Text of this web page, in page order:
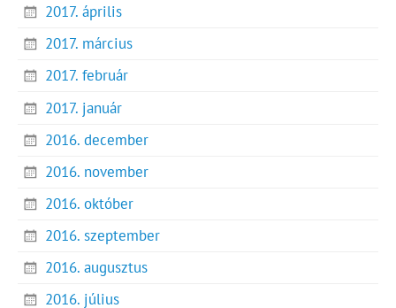
2017. április
2017. március
2017. február
2017. január
2016. december
2016. november
2016. október
2016. szeptember
2016. augusztus
2016. július